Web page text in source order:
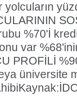
%70'İ
var
PROFİLİ
üniversite